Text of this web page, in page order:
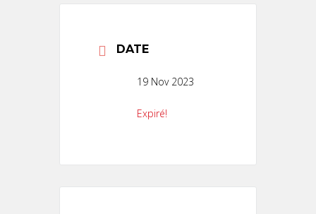
DATE
19 Nov 2023
Expiré!